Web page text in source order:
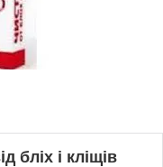
бліх і кліщів